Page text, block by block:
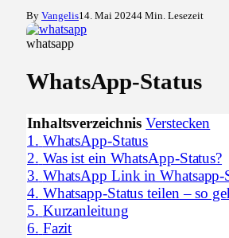
By Vangelis14. Mai 20244 Min. Lesezeit
whatsapp
WhatsApp-Status
Inhaltsverzeichnis Verstecken
1. WhatsApp-Status
2. Was ist ein WhatsApp-Status?
3. WhatsApp Link in Whatsapp-
4. Whatsapp-Status teilen – so
5. Kurzanleitung
6. Fazit